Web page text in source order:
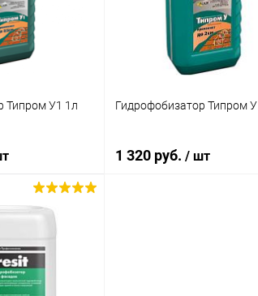
В наличии В
Типром У1 1л
Сравнение
Гидрофобизатор Типром У
1 320 руб. / шт